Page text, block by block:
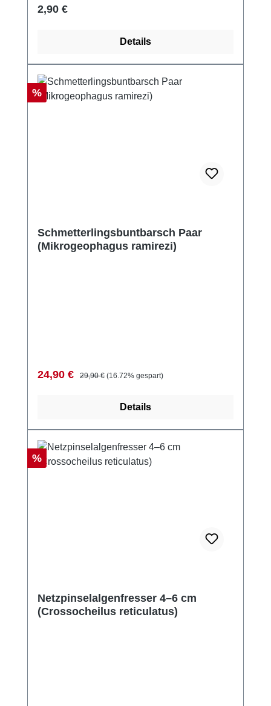
Regulärer Preis:
2,90 €
Details
Rabatt
%
Schmetterlingsbuntbarsch Paar
(Mikrogeophagus ramirezi)
Verkaufspreis:
24,90 € Regulärer Preis:
29,90 € (16.72% gespart)
Details
Rabatt
%
Netzpinselalgenfresser 4–6 cm
(Crossocheilus reticulatus)